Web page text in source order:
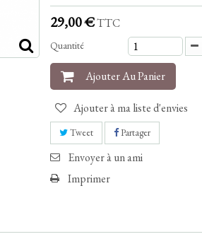
29,00 €TTC
Quantité
Ajouter Au Panier
Ajouter à ma liste d'envies
Tweet Partager
Envoyer à un ami
Imprimer